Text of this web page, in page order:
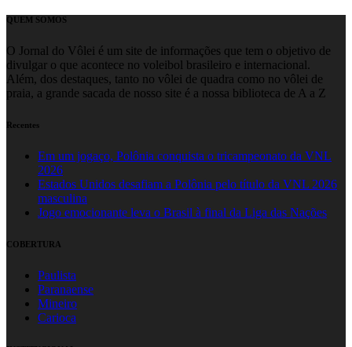
QUEM SOMOS
O Jornal do Vôlei é um site de informações que tem o objetivo de
divulgar o que acontece no voleibol brasileiro e internacional.
Além, dos destaques, tanto no vôlei de quadra como no vôlei de
praia, a grande sacada de nosso site é a nossa biblioteca de A a Z
Recentes
Em um jogaço, Polônia conquista o tricampeonato da VNL
2026
Estados Unidos desafiam a Polônia pelo título da VNL 2026
masculina
Jogo emocionante leva o Brasil à final da Liga das Nações
COBERTURA
Paulista
Paranaense
Mineiro
Carioca